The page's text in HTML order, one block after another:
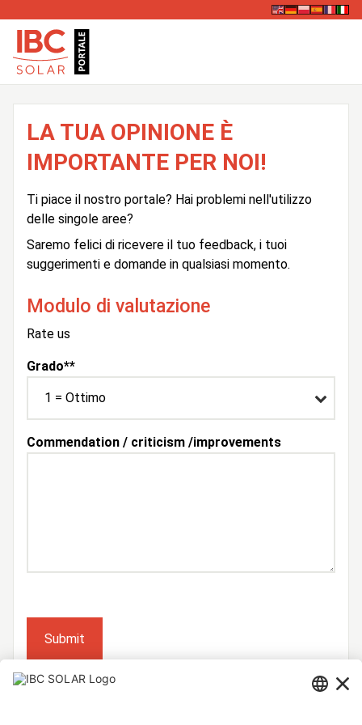
LA TUA OPINIONE È
IMPORTANTE PER NOI!
Ti piace il nostro portale? Hai problemi nell'utilizzo
delle singole aree?
Saremo felici di ricevere il tuo feedback, i tuoi
suggerimenti e domande in qualsiasi momento.
Modulo di valutazione
Rate us
Grado**
Commendation / criticism /improvements